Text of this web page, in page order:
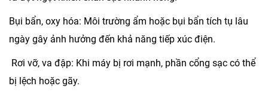
Bụi bẩn, oxy hóa: Môi trường ẩm hoặc bụi bẩn tích tụ lâu
ngày gây ảnh hưởng đến khả năng tiếp xúc điện.
Rơi vỡ, va đập: Khi máy bị rơi mạnh, phần cổng sạc có thể
bị lệch hoặc gãy.